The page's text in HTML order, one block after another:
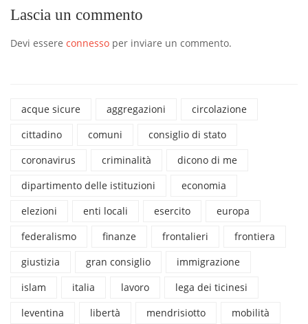
Lascia un commento
Devi essere connesso per inviare un commento.
acque sicure aggregazioni
circolazione
cittadino
comuni
consiglio di stato
coronavirus
criminalità
dicono di me
dipartimento delle istituzioni
economia
elezioni
enti locali esercito
europa
federalismo
finanze frontalieri
frontiera
giustizia
gran consiglio
immigrazione
islam
italia lavoro
lega dei ticinesi
leventina
libertà mendrisiotto
mobilità